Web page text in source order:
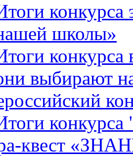
школы»
конкурса
выбирают
квест